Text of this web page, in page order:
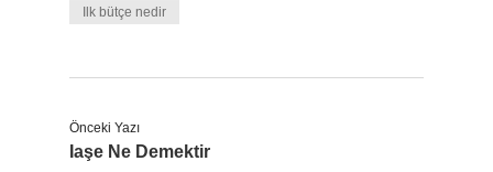
Ilk bütçe nedir
Önceki Yazı
Iaşe Ne Demektir